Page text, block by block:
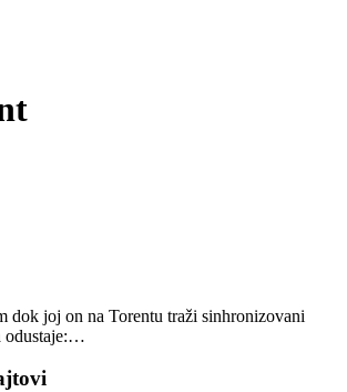
dok joj on na Torentu traži sinhronizovani
odustaje:…